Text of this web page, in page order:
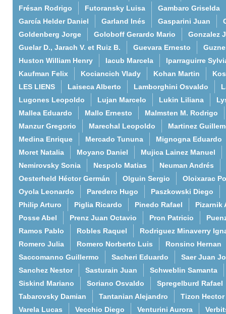
Frésan Rodrigo
Futoransky Luisa
Gambaro Griselda
García Helder Daniel
Garland Inés Gasparini Juan
Goldenberg Jorge
Goloboff Gerardo Mario
Gonzalez
Guelar D., Jarach V. et Ruiz B.
Guevara Ernesto
Huston William Henry
Iacub Marcela
Iparraguirre
Kaufman Felix
Kociancich Vlady Kohan Martin
LES LIENS
Laiseca Alberto Lamborghini Osvaldo
Lugones Leopoldo
Lujan Marcelo Lukin Liliana
Mallea Eduardo
Mallo Ernesto
Malmsten M. Rodrigo
Manzur Gregorio
Marechal Leopoldo
Martinez
Medina Enrique
Mercado Tununa
Mignogna Eduardo
Moret Natalia
Moyano Daniel
Mujica Lainez Manuel
Nemirovsky Sonia
Nespolo Matias
Neuman Andrés
Oesterheld Héctor Germán
Olguin Sergio
Oloixarac
Oyola Leonardo
Paredero Hugo
Paszkowski Diego
Philip Arturo
Piglia Ricardo Pinedo Rafael
Pizarnik
Posse Abel
Prenz Juan Octavio Pron Patricio
Ramos Pablo
Robles Raquel
Rodriguez Minaverry
Romero Julia
Romero Norberto Luis
Ronsino Hernan
Saccomanno Guillermo
Sacheri Eduardo
Saer Juan
Sanchez Nestor
Sasturain Juan
Schweblin Samanta
Siskind Mariano
Soriano Osvaldo
Spregelburd Rafael
Tabarovsky Damian
Tantanian Alejandro
Tizon Hector
Varela Lucas
Vecchio Diego Venturini Aurora